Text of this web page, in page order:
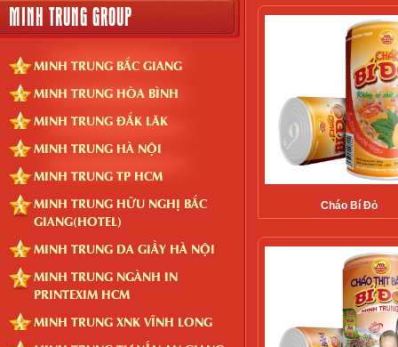
MINH TRUNG GROUP
MINH TRUNG BẮC GIANG
MINH TRUNG HÒA BÌNH
MINH TRUNG ĐẮK LĂK
MINH TRUNG HÀ NỘI
MINH TRUNG TP HCM
MINH TRUNG HỮU NGHỊ BẮC
GIANG(HOTEL)
MINH TRUNG DA GIẦY HÀ NỘI
MINH TRUNG NGÀNH IN
PRINTEXIM HCM
MINH TRUNG XNK VĨNH LONG
Cháo Bí Đỏ